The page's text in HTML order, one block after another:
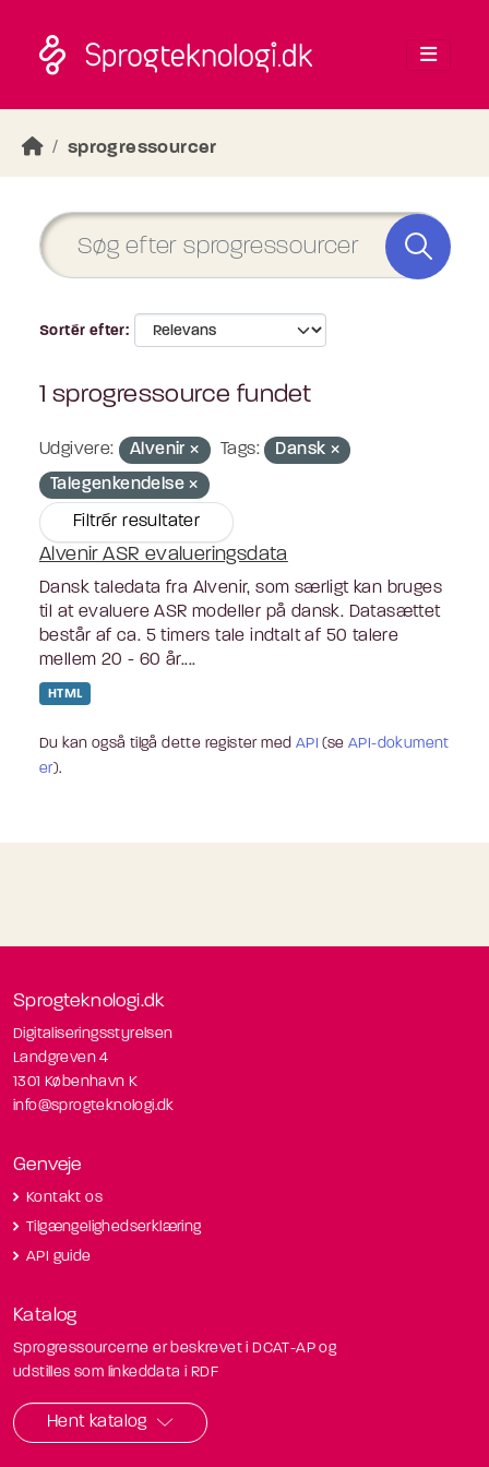
sprogressourcer
Sortér efter
1 sprogressource fundet
Udgivere: Alvenir Tags:
Dansk
Talegenkendelse
Filtrér resultater
Alvenir ASR evalueringsdata
Dansk taledata fra Alvenir, som særligt kan bruges
til at evaluere ASR modeller på dansk. Datasættet
består af ca. 5 timers tale indtalt af 50 talere
mellem 20 - 60 år....
HTML
Du kan også tilgå dette register med API (seAPI-dokument
er).
Sprogteknologi.dk
Digitaliseringsstyrelsen
Landgreven 4
1301 København K
info@sprogteknologi.dk
Genveje
Kontakt os
Tilgængelighedserklæring
API guide
Katalog
Sprogressourcerne er beskrevet i DCAT-AP og
udstilles som linkeddata i RDF
Hent katalog